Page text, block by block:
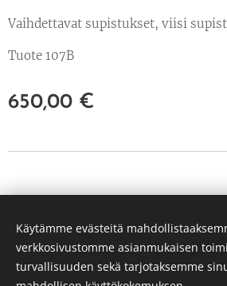
Vaihdettavat supistukset, viisi
Tuote 107B
650,00 €
PP Hunt Oy Tuusula
3239651-3
Käytämme evästeitä
verkkosivustomme asianmukaisen
turvallisuuden sekä tarjotaksemme